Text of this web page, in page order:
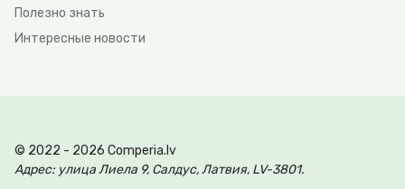
Полезно знать
Интересные новости
© 2022 - 2026 Comperia.lv
Адрес: улица Лиела 9, Салдус, Латвия, LV-3801.